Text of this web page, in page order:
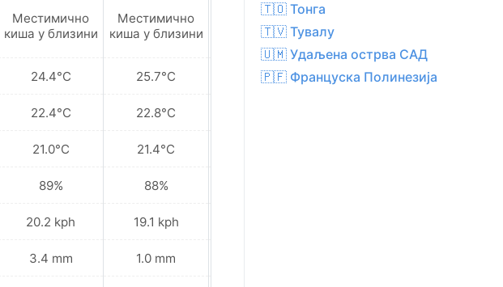
Местимично
киша у близини
24.4°C
22.4°C
21.0°C
89%
20.2 kph
3.4 mm
Местимично
киша у близини
25.7°C
22.8°C
21.4°C
88%
19.1 kph
1.0 mm
Местимично
киша у близини
25.5°C
🇹🇴 Тонга
🇹🇻 Тувалу
🇺🇲 Удаљена острва САД
🇵🇫 Француска Полинезија